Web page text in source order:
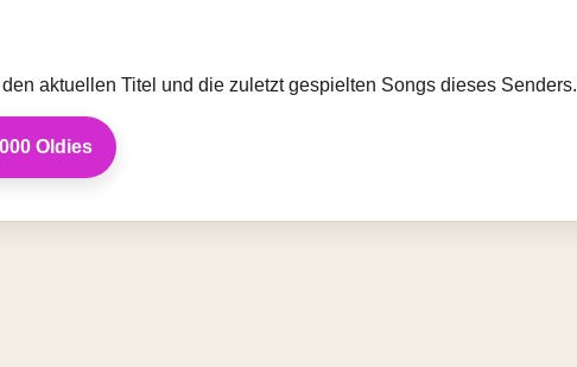
aktuellen Titel und die zuletzt gespielten Songs dieses Senders.
Oldies